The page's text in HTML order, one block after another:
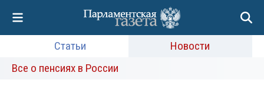
Статьи
Новости
Все о пенсиях в России